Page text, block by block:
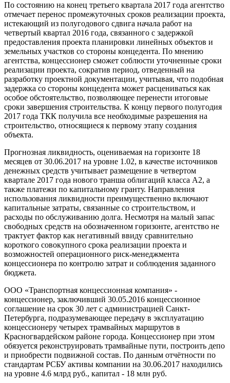
По состоянию на конец третьего квартала 2017 года агентство
отмечает перенос промежуточных сроков реализации проекта,
истекающий из полугодового сдвига начала работ на
четвертый квартал 2016 года, связанного с задержкой
предоставления проекта планировки линейных объектов и
земельных участков со стороны концедента. По мнению
агентства, концессионер сможет соблюсти уточненные сроки
реализации проекта, сократив период, отведенный на
разработку проектной документации, учитывая, что подобная
задержка со стороны концедента может расцениваться как
особое обстоятельство, позволяющее перенести итоговые
сроки завершения строительства. К концу первого полугодия
2017 года ТКК получила все необходимые разрешения на
строительство, относящиеся к первому этапу создания
объекта.
Прогнозная ликвидность, оцениваемая на горизонте 18
месяцев от 30.06.2017 на уровне 1.02, в качестве источников
денежных средств учитывает размещение в четвертом
квартале 2017 года нового транша облигаций класса А2, а
также платежи по капитальному гранту. Направления
использования ликвидности преимущественно включают
капитальные затраты, связанные со строительством, и
расходы по обслуживанию долга. Несмотря на малый запас
свободных средств на обозначенном горизонте, агентство не
трактует фактор как негативный ввиду сравнительно
короткого совокупного срока реализации проекта и
возможностей операционного риск-менеджмента
концессионера по контролю затрат и соблюдения заданного
бюджета.
ООО «Транспортная концессионная компания» -
концессионер, заключивший 30.05.2016 концессионное
соглашение на срок 30 лет с администрацией Санкт-
Петербурга, подразумевающее передачу в эксплуатацию
концессионеру четырех трамвайных маршрутов в
Красногвардейском районе города. Концессионер при этом
обязуется реконструировать трамвайные пути, построить депо
и приобрести подвижной состав. По данным отчётности по
стандартам РСБУ активы компании на 30.06.2017 находились
на уровне 4.6 млрд руб., капитал - 18 млн руб.